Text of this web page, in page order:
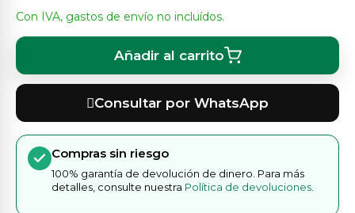
Con IVA, gastos de envío no incluídos.
Añadir al carrito
Consultar por WhatsApp
Compras sin riesgo
100% garantía de devolución de dinero. Para más
detalles, consulte nuestra Política de devoluciones